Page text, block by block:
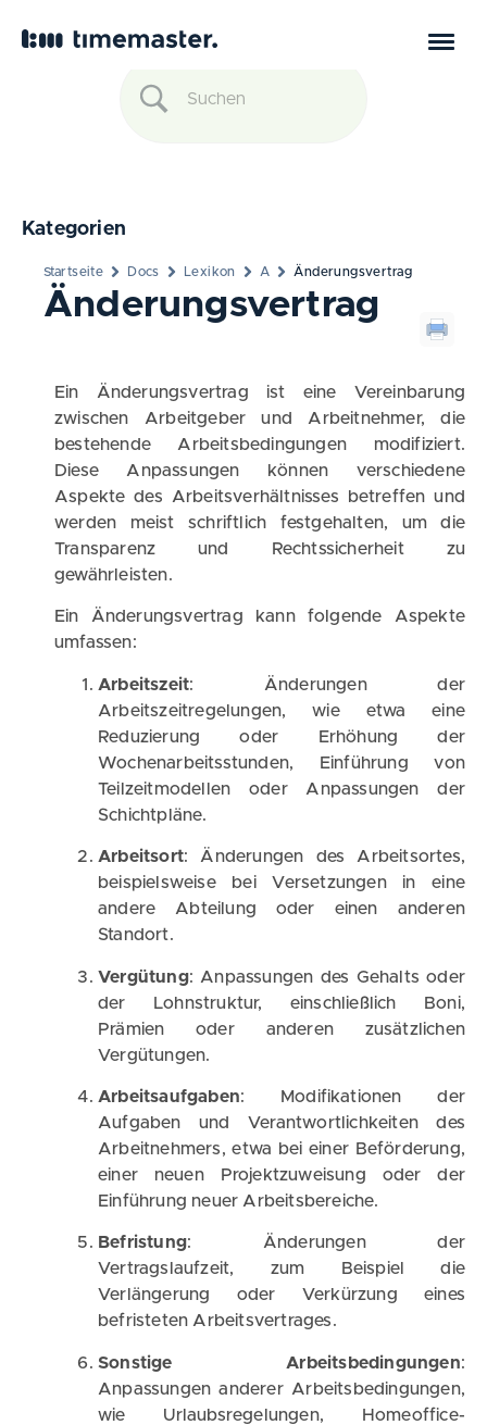
Kategorien
Startseite Docs Lexikon A Änderungsvertrag
Änderungsvertrag
Ein Änderungsvertrag ist eine Vereinbarung
zwischen Arbeitgeber und Arbeitnehmer, die
bestehende Arbeitsbedingungen modifiziert.
Diese Anpassungen können verschiedene
Aspekte des Arbeitsverhältnisses betreffen und
werden meist schriftlich festgehalten, um die
Transparenz und Rechtssicherheit zu
gewährleisten.
Ein Änderungsvertrag kann folgende Aspekte
umfassen:
Arbeitszeit: Änderungen der
Arbeitszeitregelungen, wie etwa eine
Reduzierung oder Erhöhung der
Wochenarbeitsstunden, Einführung von
Teilzeitmodellen oder Anpassungen der
Schichtpläne.
Arbeitsort: Änderungen des Arbeitsortes,
beispielsweise bei Versetzungen in eine
andere Abteilung oder einen anderen
Standort.
Vergütung: Anpassungen des Gehalts oder
der Lohnstruktur, einschließlich Boni,
Prämien oder anderen zusätzlichen
Vergütungen.
Arbeitsaufgaben: Modifikationen der
Aufgaben und Verantwortlichkeiten des
Arbeitnehmers, etwa bei einer Beförderung,
einer neuen Projektzuweisung oder der
Einführung neuer Arbeitsbereiche.
Befristung: Änderungen der
Vertragslaufzeit, zum Beispiel die
Verlängerung oder Verkürzung eines
befristeten Arbeitsvertrages.
Sonstige Arbeitsbedingungen:
Anpassungen anderer Arbeitsbedingungen,
wie Urlaubsregelungen, Homeoffice-